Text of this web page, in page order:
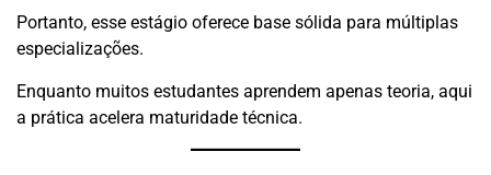
Portanto, esse estágio oferece base sólida para múltiplas
especializações.
Enquanto muitos estudantes aprendem apenas teoria, aqui
a prática acelera maturidade técnica.